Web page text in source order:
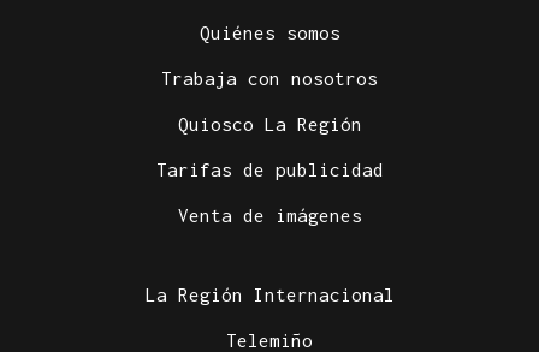
Quiénes somos
Trabaja con nosotros
Quiosco La Región
Tarifas de publicidad
Venta de imágenes
La Región Internacional
Telemiño